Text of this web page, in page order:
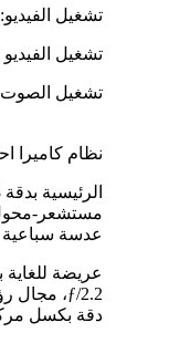
تشغيل الفيديو: حتى
تشغيل الفيديو
تشغيل الصوت: حتى
نظام كاميرا
مستشعر-
عدسة سباعية
دقة بكسل مركزة